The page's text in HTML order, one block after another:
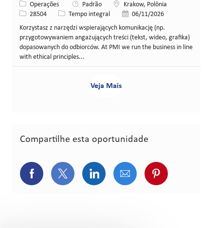
Categoria
Operações Padrão LocalKrakow, Polônia
ID da vaga
28504 Tipo de cargo
Tempo integral Data de publicação
06/11/2026
Korzystasz z narzędzi wspierających komunikację (np.
przygotowywaniem angażujących treści (tekst, wideo, grafika)
dopasowanych do odbiorców. At PMI we run the business in line
with ethical principles...
Veja Mais
Compartilhe esta oportunidade
Compartilhar via Facebook
Compartilhar via Twitter
Compartilhar via LinkedIn
Compartilhar via e-